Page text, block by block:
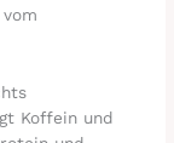
Koffein und